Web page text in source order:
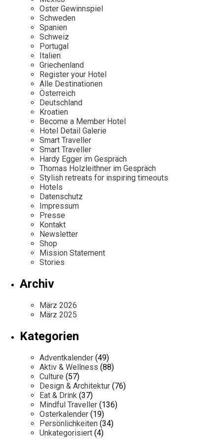
Mexico
Niederlande
Österreich
Portugal
Schweden
Spanien
Schweiz
Persönlichkeiten
Our Story
Career
Kontakt
Impressum
Oster Gewinnspiel
Schweden
Spanien
Schweiz
Portugal
Italien
Griechenland
Register your Hotel
Alle Destinationen
Österreich
Deutschland
Kroatien
Become a Member Hotel
Hotel Detail Galerie
Smart Traveller
Smart Traveller
Hardy Egger im Gespräch
Thomas Holzleithner im Gespräch
Stylish retreats for inspiring timeouts
Hotels
Datenschutz
Impressum
Presse
Kontakt
Newsletter
Shop
Mission Statement
Stories
Archiv
März 2026
März 2025
Kategorien
Adventkalender (49)
Aktiv & Wellness (88)
Culture (57)
Design & Architektur (76)
Eat & Drink (37)
Mindful Traveller (136)
Osterkalender (19)
Persönlichkeiten (34)
Unkategorisiert (4)